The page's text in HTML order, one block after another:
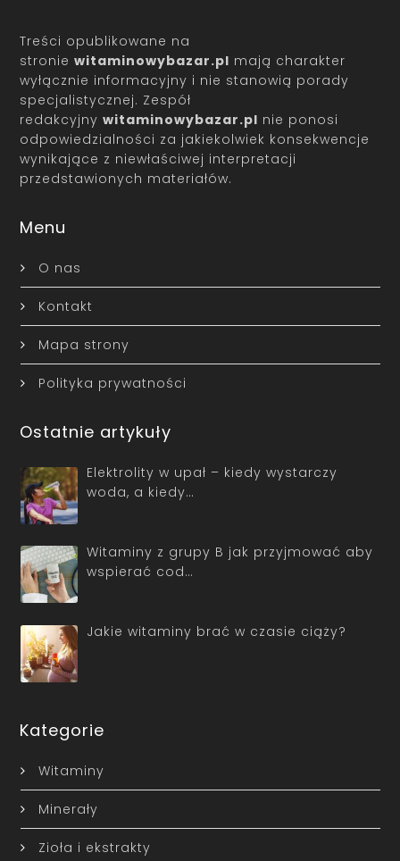
Treści opublikowane na
stroniewitaminowybazar.pl mają charakter
wyłącznie informacyjny i nie stanowią porady
specjalistycznej. Zespół
redakcyjnywitaminowybazar.pl nie ponosi
odpowiedzialności za jakiekolwiek konsekwencje
wynikające z niewłaściwej interpretacji
przedstawionych materiałów.
Menu
O nas
Kontakt
Mapa strony
Polityka prywatności
Ostatnie artykuły
Elektrolity w upał – kiedy wystarczy
woda, a kiedy…
Witaminy z grupy B jak przyjmować aby
wspierać cod…
Jakie witaminy brać w czasie ciąży?
Kategorie
Witaminy
Minerały
Zioła i ekstrakty